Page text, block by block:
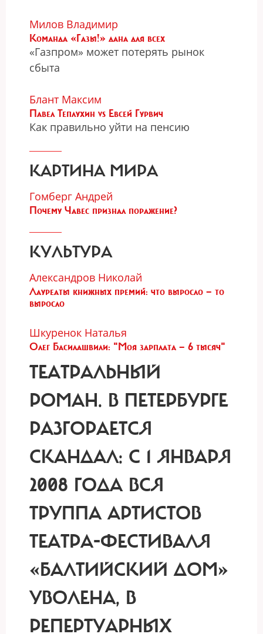
Милов Владимир
Команда «Газы!» дана для всех
«Газпром» может потерять рынок
сбыта
Блант Максим
Павел Теплухин vs Евсей Гурвич
Как правильно уйти на пенсию
КАРТИНА МИРА
Гомберг Андрей
Почему Чавес признал поражение?
КУЛЬТУРА
Александров Николай
Лауреаты книжных премий: что выросло — то
выросло
Шкуренок Наталья
Олег Басилашвили: "Моя зарплата — 6 тысяч"
ТЕАТРАЛЬНЫЙ
РОМАН. В ПЕТЕРБУРГЕ
РАЗГОРАЕТСЯ
СКАНДАЛ: С 1 ЯНВАРЯ
2008 ГОДА ВСЯ
ТРУППА АРТИСТОВ
ТЕАТРА-ФЕСТИВАЛЯ
«БАЛТИЙСКИЙ ДОМ»
УВОЛЕНА, В
РЕПЕРТУАРНЫХ